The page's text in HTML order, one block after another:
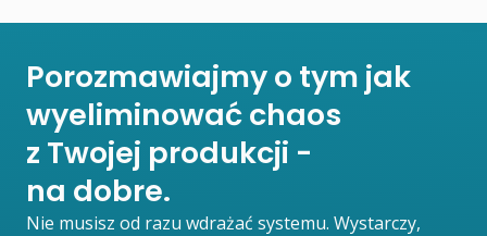
Porozmawiajmy o tym jak
wyeliminować chaos
z Twojej produkcji -
na dobre.
Nie musisz od razu wdrażać systemu. Wystarczy,